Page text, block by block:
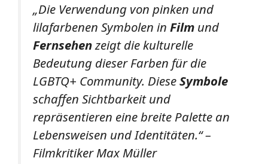
„Die Verwendung von pinken und
lilafarbenen Symbolen in Film und
Fernsehenzeigt die kulturelle
Bedeutung dieser Farben für die
LGBTQ+ Community. DieseSymbole
schaffen Sichtbarkeit und
repräsentieren eine breite Palette an
Lebensweisen und Identitäten.“ –
Filmkritiker Max Müller